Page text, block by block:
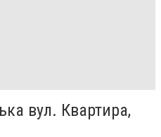
вул. Квартира,